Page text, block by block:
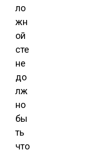
ло
жн
ой
сте
не
до
лж
но
бы
ть
что